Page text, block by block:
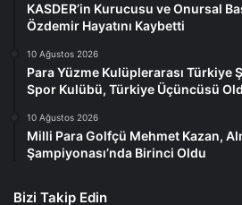
KASDER’in Kurucusu ve Onursal
Özdemir Hayatını Kaybetti
10 Ağustos 2026
Para Yüzme Kulüplerarası Türkiye
Spor Kulübü, Türkiye Üçüncüsü
10 Ağustos 2026
Milli Para Golfçü Mehmet Kazan,
Şampiyonası’nda Birinci Oldu
Bizi Takip Edin